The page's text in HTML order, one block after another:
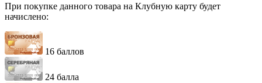
При покупке данного товара на Клубную карту будет
начислено:
16 баллов
24 балла